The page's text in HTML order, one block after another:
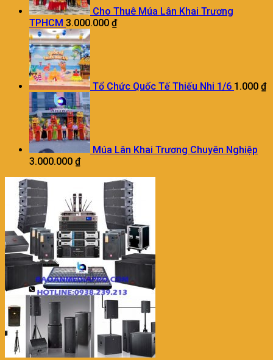
Cho Thuê Múa Lân Khai Trương
TPHCM 3.000.000 ₫
Tổ Chức Quốc Tế Thiếu Nhi 1/6 1.000 ₫
Múa Lân Khai Trương Chuyên Nghiệp
3.000.000 ₫